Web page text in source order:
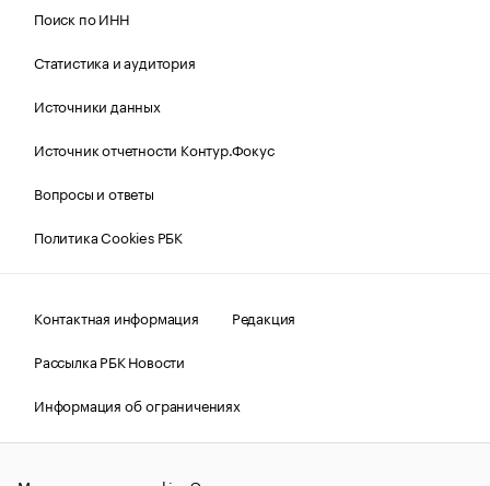
Поиск по ИНН
Статистика и аудитория
Источники данных
Источник отчетности Контур.Фокус
Вопросы и ответы
Политика Cookies РБК
Контактная информация
Редакция
Рассылка РБК Новости
Информация об ограничениях
Правовая информация
О соблюдении авторских прав